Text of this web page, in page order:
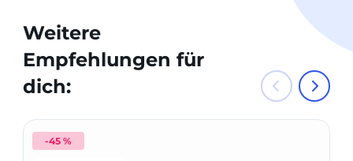
Weitere
Empfehlungen für
dich:
-45 %